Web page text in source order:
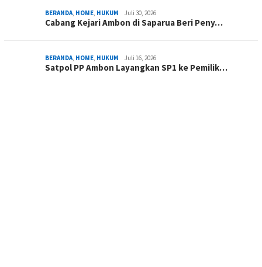
BERANDA, HOME, HUKUM Juli 30, 2026
Cabang Kejari Ambon di Saparua Beri Peny…
BERANDA, HOME, HUKUM Juli 16, 2026
Satpol PP Ambon Layangkan SP1 ke Pemilik…